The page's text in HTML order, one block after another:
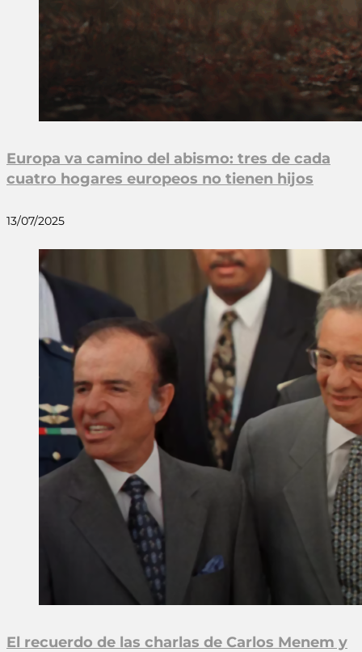
Europa va camino del abismo: tres de cada
cuatro hogares europeos no tienen hijos
13/07/2025
El recuerdo de las charlas de Carlos Menem y